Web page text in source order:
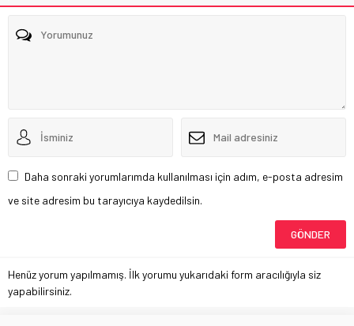
Daha sonraki yorumlarımda kullanılması için adım, e-posta adresim
ve site adresim bu tarayıcıya kaydedilsin.
Henüz yorum yapılmamış. İlk yorumu yukarıdaki form aracılığıyla siz
yapabilirsiniz.